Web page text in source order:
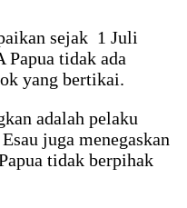
sejak 1 Juli
tidak ada
yang bertikai.
adalah pelaku
juga menegaskan
tidak berpihak